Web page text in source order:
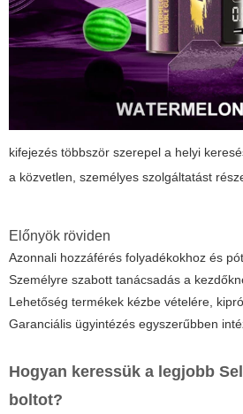
kifejezés többször szerepel a helyi
a közvetlen, személyes szolgáltatást
Előnyök röviden
Azonnali hozzáférés folyadékokhoz és
Személyre szabott tanácsadás a
Lehetőség termékek kézbe vételére,
Garanciális ügyintézés egyszerűbben
Hogyan keressük a legjobb
boltot?